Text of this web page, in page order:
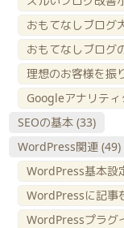
おもてなしブログ
おもてなしブログ
理想のお客様を振
Googleアナリティ
SEOの基本 (33)
WordPress関連 (49)
WordPress基本設
WordPressに記事
WordPressプラグ